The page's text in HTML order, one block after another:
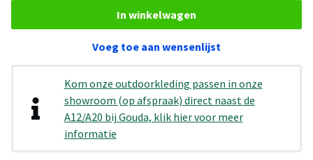
In winkelwagen
Voeg toe aan wensenlijst
Kom onze outdoorkleding passen in onze
showroom (op afspraak) direct naast de
A12/A20 bij Gouda, klik hier voor meer
informatie